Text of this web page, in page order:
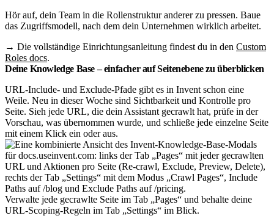
Hör auf, dein Team in die Rollenstruktur anderer zu pressen. Baue
das Zugriffsmodell, nach dem dein Unternehmen wirklich arbeitet.
→ Die vollständige Einrichtungsanleitung findest du in den Custom
Roles docs.
Deine Knowledge Base – einfacher auf Seitenebene zu überblicken
URL-Include- und Exclude-Pfade gibt es in Invent schon eine
Weile. Neu in dieser Woche sind Sichtbarkeit und Kontrolle pro
Seite. Sieh jede URL, die dein Assistant gecrawlt hat, prüfe in der
Vorschau, was übernommen wurde, und schließe jede einzelne Seite
mit einem Klick ein oder aus.
Verwalte jede gecrawlte Seite im Tab „Pages“ und behalte deine
URL-Scoping-Regeln im Tab „Settings“ im Blick.